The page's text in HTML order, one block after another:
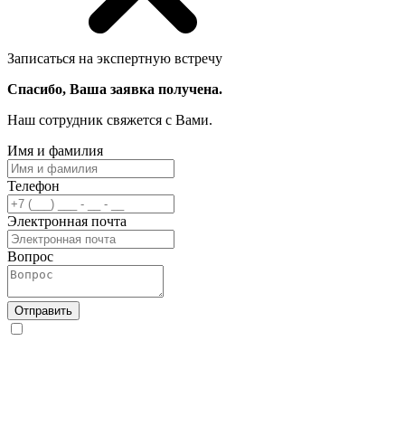
Записаться на экспертную встречу
Спасибо, Ваша заявка получена.
Наш сотрудник свяжется с Вами.
Имя и фамилия
Телефон
Электронная почта
Вопрос
Отправить